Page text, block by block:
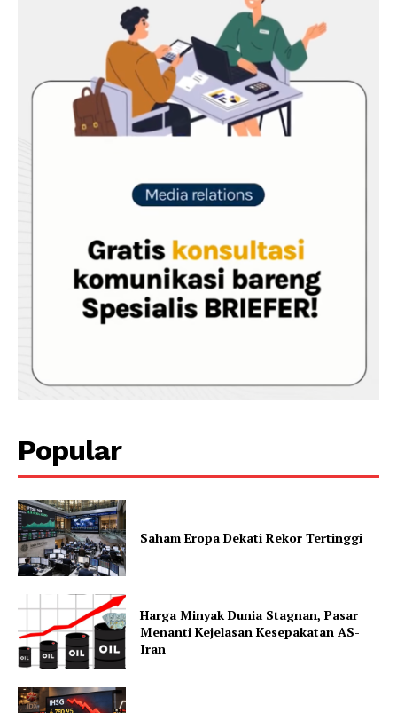
Popular
Saham Eropa Dekati Rekor Tertinggi
Harga Minyak Dunia Stagnan, Pasar
Menanti Kejelasan Kesepakatan AS-
Iran